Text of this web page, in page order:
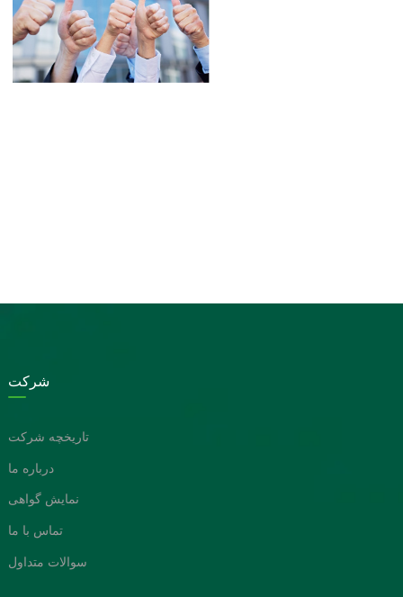
شرکت
تاریخچه شرکت
درباره ما
نمایش گواهی
تماس با ما
سوالات متداول